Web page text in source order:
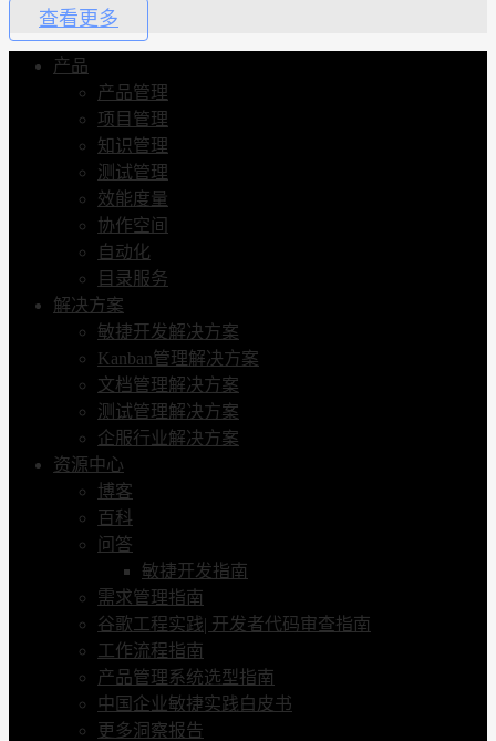
查看更多
产品
产品管理
项目管理
知识管理
测试管理
效能度量
协作空间
自动化
目录服务
解决方案
敏捷开发解决方案
Kanban管理解决方案
文档管理解决方案
测试管理解决方案
企服行业解决方案
资源中心
博客
百科
问答
敏捷开发指南
需求管理指南
谷歌工程实践| 开发者代码审查指南
工作流程指南
产品管理系统选型指南
中国企业敏捷实践白皮书
更多洞察报告